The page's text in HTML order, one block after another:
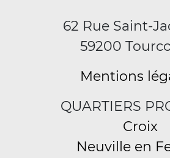
62 Rue Saint-
59200
Mentions
QUARTIERS
Croix
Neuville en